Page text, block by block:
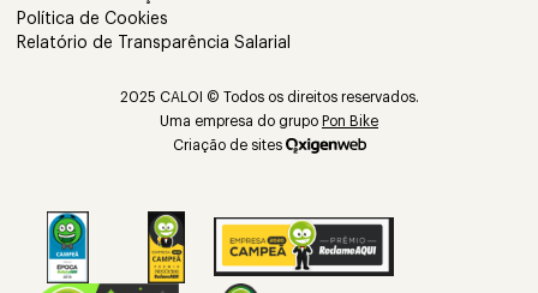
Política de Cookies
Relatório de Transparência Salarial
2025 CALOI © Todos os direitos reservados.
Uma empresa do grupo Pon Bike
Criação de sites